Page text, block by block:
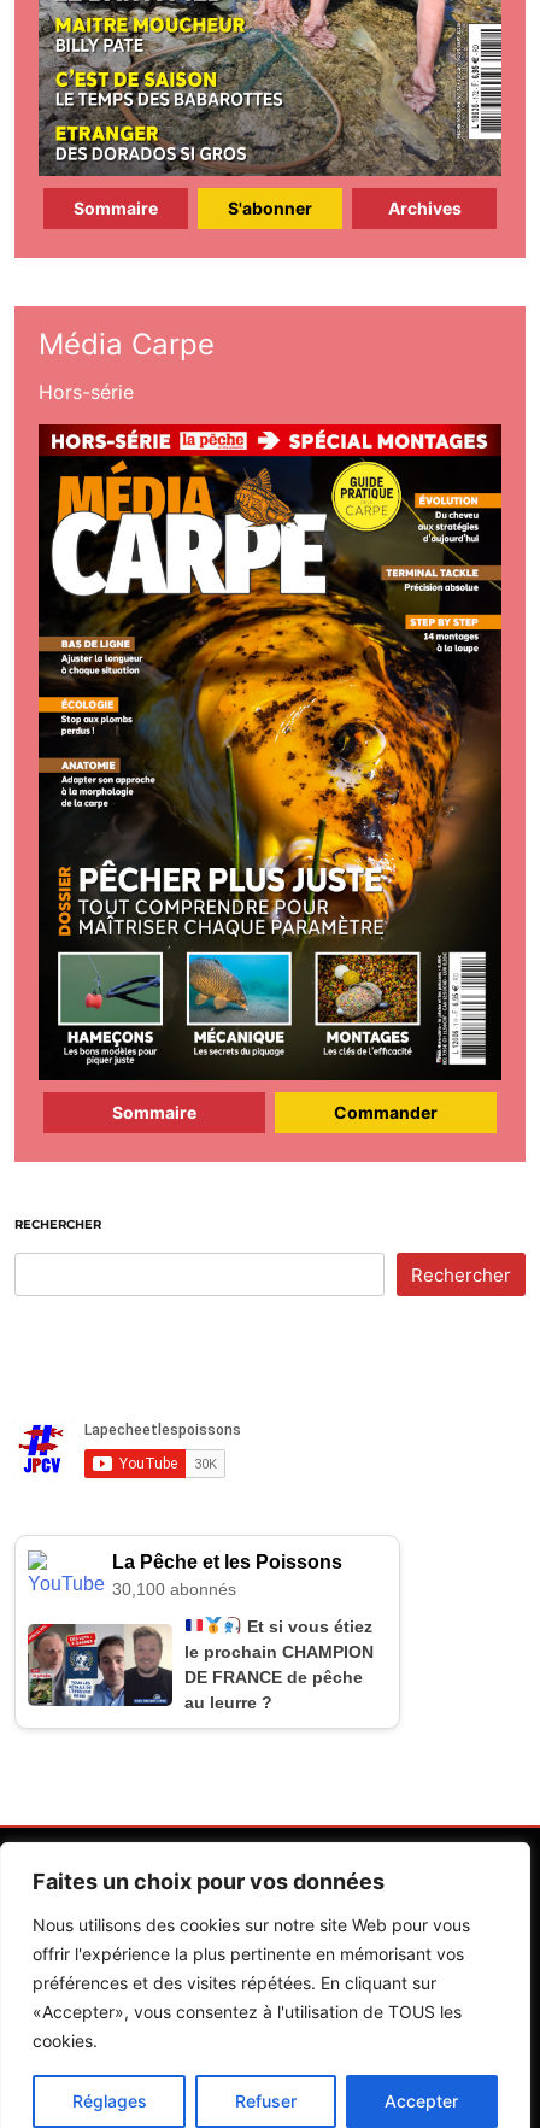
Faites un choix pour vos données
Nous utilisons des cookies sur notre site Web pour vous
offrir l'expérience la plus pertinente en mémorisant vos
préférences et des visites répétées. En cliquant sur
«Accepter», vous consentez à l'utilisation de TOUS les
cookies.
Réglages Refuser Accepter
Sommaire S'abonner Archives
Média Carpe
Hors-série
Sommaire Commander
RECHERCHER
Rechercher
La Pêche et les Poissons
30,100 abonnés
Et si vous étiez
le prochain CHAMPION
DE FRANCE de pêche
au leurre ?
Contactez Nos Rédactions Mentions Légales